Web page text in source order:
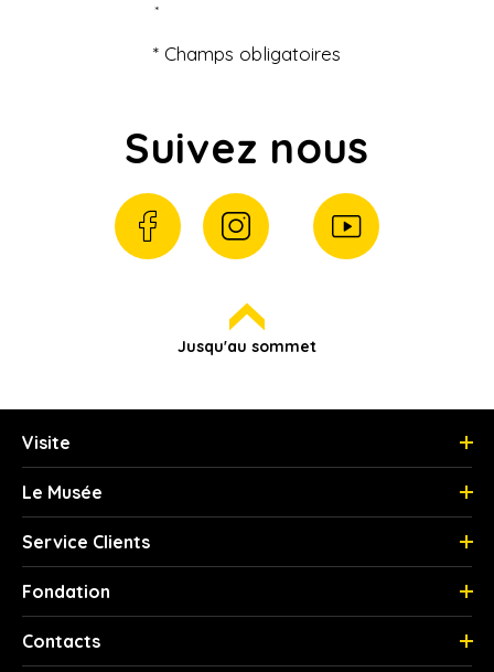
*
* Champs obligatoires
Suivez nous
Jusqu'au sommet
Visite
Le Musée
Service Clients
Fondation
Contacts